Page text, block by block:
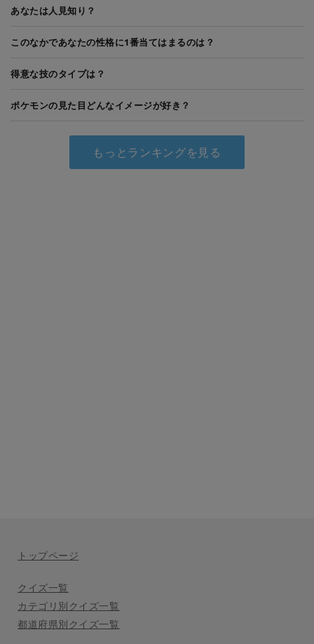
あなたは人見知り？
このなかであなたの性格に1番当てはまるのは？
得意な技のタイプは？
ポケモンの見た目どんなイメージが好き？
もっとランキングを見る
トップページ
クイズ一覧
カテゴリ別クイズ一覧
都道府県別クイズ一覧